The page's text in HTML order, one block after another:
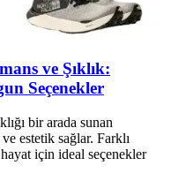
ve Şıklık:
Seçenekler
bir arada sunan
estetik sağlar. Farklı
için ideal seçenekler